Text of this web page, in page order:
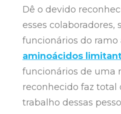
Dê o devido
esses colaboradores,
funcionários do
aminoácidos
funcionários de uma
reconhecido faz total
trabalho dessas